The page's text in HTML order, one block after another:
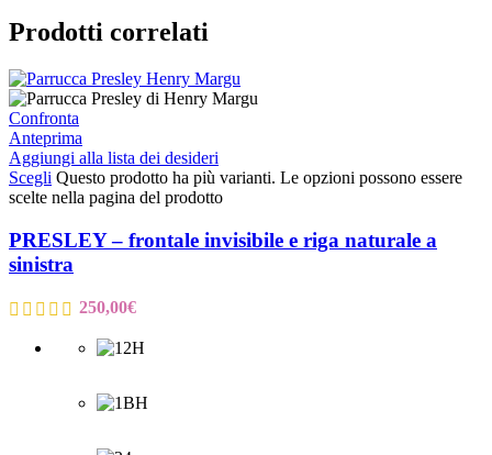
Prodotti correlati
Confronta
Anteprima
Aggiungi alla lista dei desideri
Scegli Questo prodotto ha più varianti. Le opzioni possono essere
scelte nella pagina del prodotto
PRESLEY – frontale invisibile e riga naturale a
sinistra
250,00€